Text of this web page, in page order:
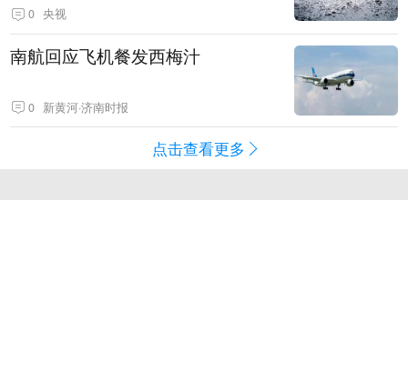
0 央视
南航回应飞机餐发西梅汁
0 新黄河·济南时报
点击查看更多